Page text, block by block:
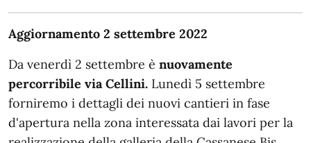
Aggiornamento 2 settembre 2022
Da venerdì 2 settembre è nuovamente
percorribile via Cellini. Lunedì 5 settembre
forniremo i dettagli dei nuovi cantieri in fase
d'apertura nella zona interessata dai lavori per la